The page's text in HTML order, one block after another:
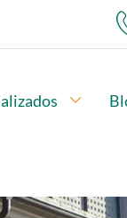
Abrir